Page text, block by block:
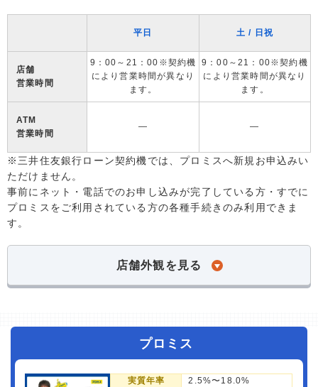
平日 土 / 日祝
店舗
営業時間
9：00～21：00※契約機
により営業時間が異なり
ます。
9：00～21：00※契約機
により営業時間が異なり
ます。
ATM
営業時間
― ―
※三井住友銀行ローン契約機では、プロミスへ新規お申込みい
ただけません。
事前にネット・電話でのお申し込みが完了している方・すでに
プロミスをご利用されている方の各種手続きのみ利用できま
す。
店舗外観を見る
プロミス
実質年率 2.5%〜18.0%